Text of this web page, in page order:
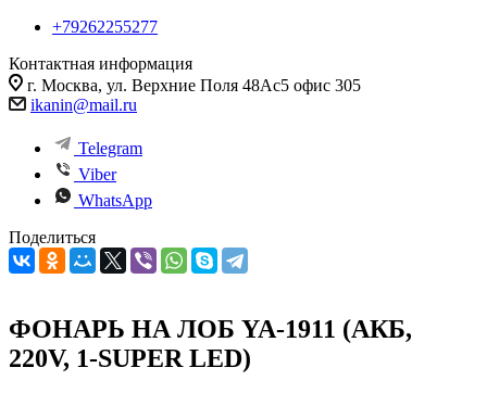
+79262255277
Контактная информация
г. Москва, ул. Верхние Поля 48Ас5 офис 305
ikanin@mail.ru
Telegram
Viber
WhatsApp
Поделиться
ФОНАРЬ НА ЛОБ YA-1911 (АКБ,
220V, 1-SUPER LED)